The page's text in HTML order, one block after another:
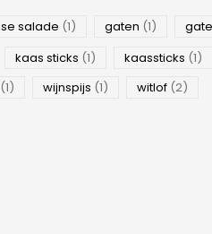
salade (1) gaten (1)
kaas sticks (1) kaassticks (1)
(1) wijnspijs (1) witlof (2)